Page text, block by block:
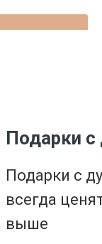
Подарки
Подарки с
всегда
выше